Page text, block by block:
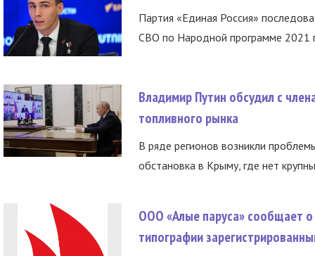
Партия «Единая Россия»
СВО по Народной программе 2021
Владимир Путин обсудил с
топливного рынка
В ряде регионов возникли
обстановка в Крыму, где нет
ООО «Алые паруса» сообщает о
типографии